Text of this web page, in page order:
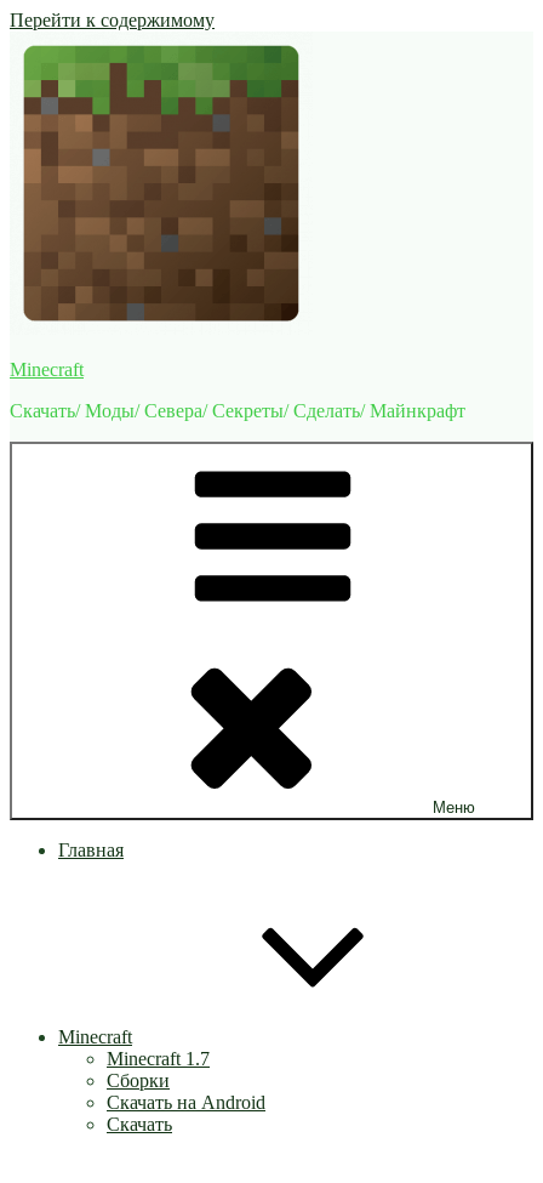
Перейти к содержимому
Minecraft
Скачать/ Моды/ Севера/ Секреты/ Сделать/ Майнкрафт
Меню
Главная
Minecraft
Minecraft 1.7
Сборки
Скачать на Android
Скачать